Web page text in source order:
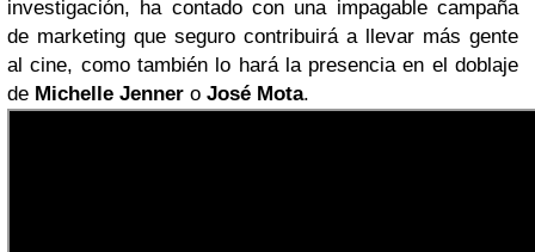
investigación, ha contado con una impagable campaña
de marketing que seguro contribuirá a llevar más gente
al cine, como también lo hará la presencia en el doblaje
de Michelle Jenner o José Mota.